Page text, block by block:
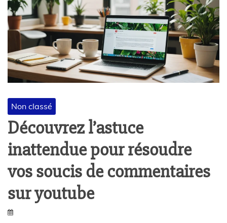
Non classé
Découvrez l’astuce
inattendue pour résoudre
vos soucis de commentaires
sur youtube